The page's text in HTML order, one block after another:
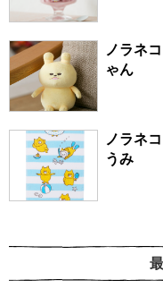
ノラネ
ゃん
ノラネ
うみ